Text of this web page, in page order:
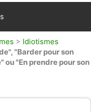
> Idiotismes
"Barder pour son
ou "En prendre pour son